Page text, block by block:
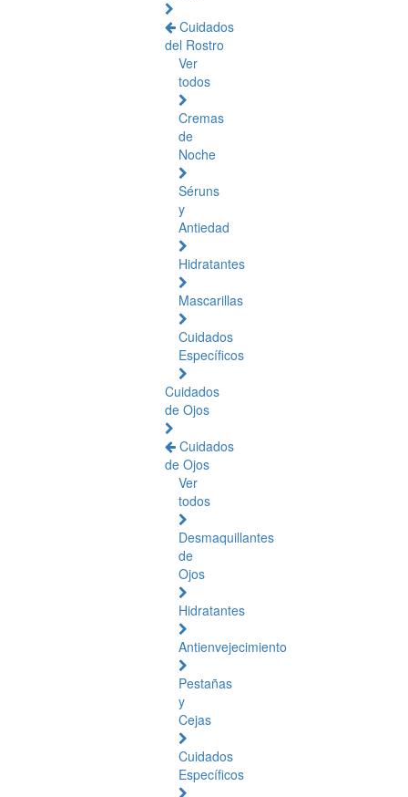
Cuidados
del Rostro
Ver
todos
Cremas
de
Noche
Séruns
y
Antiedad
Hidratantes
Mascarillas
Cuidados
Específicos
Cuidados
de Ojos
Cuidados
de Ojos
Ver
todos
Desmaquillantes
de
Ojos
Hidratantes
Antienvejecimiento
Pestañas
y
Cejas
Cuidados
Específicos